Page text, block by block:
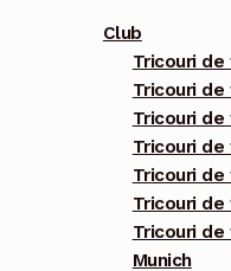
Club
Tricouri
Tricouri de
Tricouri
Tricouri
Tricouri de
Tricouri
Tricouri
Munich